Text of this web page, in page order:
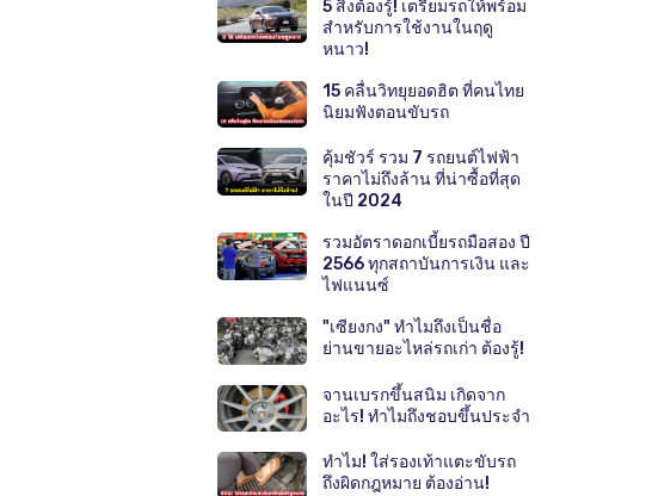
5 สิ่งต้องรู้! เตรียมรถให้พร้อม
สำหรับการใช้งานในฤดู
หนาว!
15 คลื่นวิทยุยอดฮิต ที่คนไทย
นิยมฟังตอนขับรถ
คุ้มชัวร์ รวม 7 รถยนต์ไฟฟ้า
ราคาไม่ถึงล้าน ที่น่าซื้อที่สุด
ในปี 2024
รวมอัตราดอกเบี้ยรถมือสอง ปี
2566 ทุกสถาบันการเงิน และ
ไฟแนนซ์
"เซียงกง" ทำไมถึงเป็นชื่อ
ย่านขายอะไหล่รถเก่า ต้องรู้!
จานเบรกขึ้นสนิม เกิดจาก
อะไร! ทำไมถึงชอบขึ้นประจำ
ทำไม! ใส่รองเท้าแตะขับรถ
ถึงผิดกฎหมาย ต้องอ่าน!